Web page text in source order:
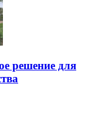
решение для